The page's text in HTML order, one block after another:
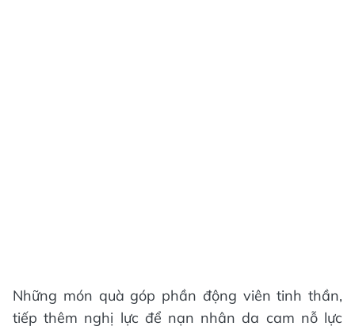
Những món quà góp phần động viên tinh thần,
tiếp thêm nghị lực để nạn nhân da cam nỗ lực